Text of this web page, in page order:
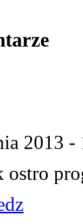
2013 -
ostro